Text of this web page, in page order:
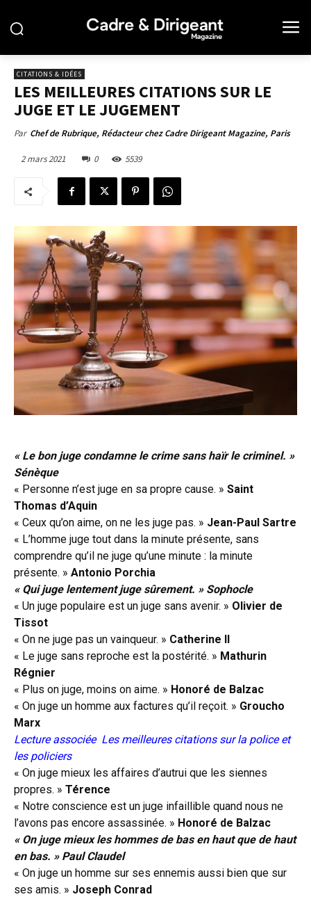
CITATIONS & IDÉES
LES MEILLEURES CITATIONS SUR LE
JUGE ET LE JUGEMENT
Par Chef de Rubrique, Rédacteur chez Cadre Dirigeant Magazine, Paris
2 mars 2021 0 5539
« Le bon juge condamne le crime sans haïr le criminel. »
Sénèque
« Personne n’est juge en sa propre cause. » Saint
Thomas d’Aquin
« Ceux qu’on aime, on ne les juge pas. » Jean-Paul Sartre
« L’homme juge tout dans la minute présente, sans
comprendre qu’il ne juge qu’une minute : la minute
présente. » Antonio Porchia
« Qui juge lentement juge sûrement. » Sophocle
« Un juge populaire est un juge sans avenir. » Olivier de
Tissot
« On ne juge pas un vainqueur. » Catherine II
« Le juge sans reproche est la postérité. » Mathurin
Régnier
« Plus on juge, moins on aime. » Honoré de Balzac
« On juge un homme aux factures qu’il reçoit. » Groucho
Marx
Lecture associée Les meilleures citations sur la police et
les policiers
« On juge mieux les affaires d’autrui que les siennes
propres. » Térence
« Notre conscience est un juge infaillible quand nous ne
l’avons pas encore assassinée. » Honoré de Balzac
« On juge mieux les hommes de bas en haut que de haut
en bas. » Paul Claudel
« On juge un homme sur ses ennemis aussi bien que sur
ses amis. » Joseph Conrad